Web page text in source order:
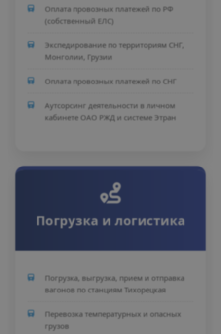
Оплата провозных платежей по РФ
(собственный ЕЛС)
Экспедирование по территориям СНГ,
Монголии, Грузии
Оплата провозных платежей по СНГ
Аутсорсинг деятельности в личном
кабинете ОАО РЖД и системе Этран
Погрузка и логистика
Погрузка, выгрузка, прием и отправка
вагонов по станциям Тихорецкая
Перевозка температурных и опасных
грузов